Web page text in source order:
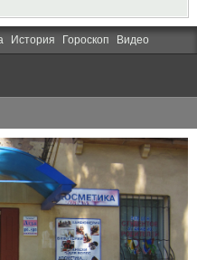
История Гороскоп Видео